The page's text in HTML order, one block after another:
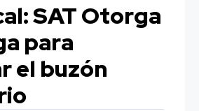
SAT Otorga
para
el buzón